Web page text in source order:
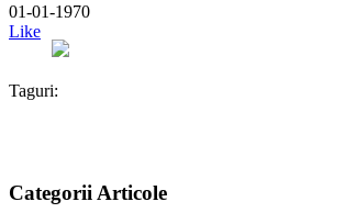
01-01-1970
Like
Taguri:
Categorii Articole